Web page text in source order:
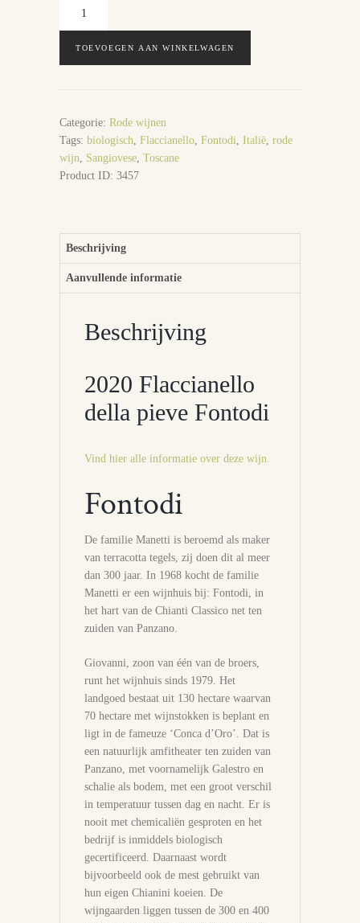
TOEVOEGEN AAN WINKELWAGEN
Categorie: Rode wijnen
Tags: biologisch Flaccianello Fontodi Italië rode
wijn
Sangiovese Toscane
Product ID: 3457
Beschrijving
Aanvullende informatie
Beschrijving
2020 Flaccianello
della pieve Fontodi
Vind hier alle informatie over deze wijn.
Fontodi
De familie Manetti is beroemd als maker
van terracotta tegels, zij doen dit al meer
dan 300 jaar. In 1968 kocht de familie
Manetti er een wijnhuis bij: Fontodi, in
het hart van de Chianti Classico net ten
zuiden van Panzano.
Giovanni, zoon van één van de broers,
runt het wijnhuis sinds 1979. Het
landgoed bestaat uit 130 hectare waarvan
70 hectare met wijnstokken is beplant en
ligt in de fameuze ‘Conca d’Oro’. Dat is
een natuurlijk amfitheater ten zuiden van
Panzano, met voornamelijk Galestro en
schalie als bodem, met een groot verschil
in temperatuur tussen dag en nacht. Er is
nooit met chemicaliën gesproten en het
bedrijf is inmiddels biologisch
gecertificeerd. Daarnaast wordt
bijvoorbeeld ook de mest gebruikt van
hun eigen Chianini koeien. De
wijngaarden liggen tussen de 300 en 400